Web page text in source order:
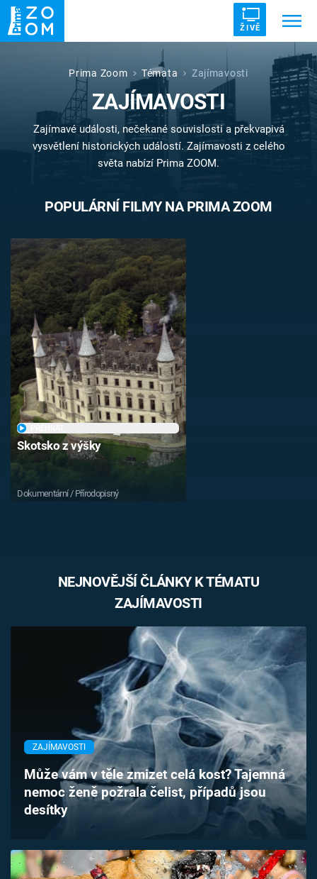
ŽIVĚ
ZRÁDCI DRUHÁ SVĚTOVÁ VÁLKA
VETŘELCI DÁVNOVĚKU
Pořady
TV Program
Časopis
Sledujte prima+
Přihlášení
Sledujte nás
Prima Zoom Témata Zajímavosti
ZAJÍMAVOSTI
Zajímavé události, nečekané souvislosti a překvapivá
vysvětlení historických událostí. Zajímavosti z celého
světa nabízí Prima ZOOM.
POPULÁRNÍ FILMY NA PRIMA ZOOM
Skotsko z výšky
Dokumentární / Přírodopisný
NEJNOVĚJŠÍ ČLÁNKY K TÉMATU
ZAJÍMAVOSTI
ZAJÍMAVOSTI
Může vám v těle zmizet celá kost? Tajemná
nemoc ženě požrala čelist, případů jsou
desítky